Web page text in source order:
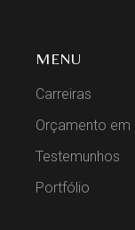
MENU
Carreiras
Orçamento em
Testemunhos
Portfólio